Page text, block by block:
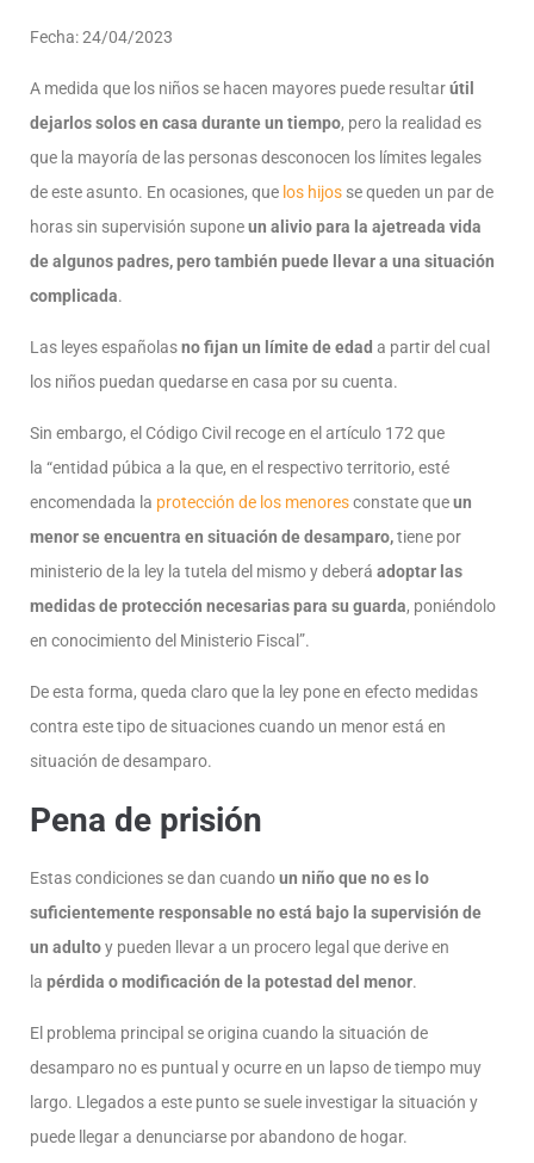
Fecha: 24/04/2023
A medida que los niños se hacen mayores puede resultarútil
dejarlos solos en casa durante un tiempo, pero la realidad es
que la mayoría de las personas desconocen los límites legales
de este asunto. En ocasiones, que los hijos se queden un par de
horas sin supervisión suponeun alivio para la ajetreada vida
de algunos padres, pero también puede llevar a una situación
complicada.
Las leyes españolasno fijan un límite de edad a partir del cual
los niños puedan quedarse en casa por su cuenta.
Sin embargo, el Código Civil recoge en el artículo 172 que
la “entidad púbica a la que, en el respectivo territorio, esté
encomendada la protección de los menoresconstate queun
menor se encuentra en situación de desamparo,tiene por
ministerio de la ley la tutela del mismo y deberá adoptar las
medidas de protección necesarias para su guarda, poniéndolo
en conocimiento del Ministerio Fiscal”.
De esta forma, queda claro que la ley pone en efecto medidas
contra este tipo de situaciones cuando un menor está en
situación de desamparo.
Pena de prisión
Estas condiciones se dan cuandoun niño que no es lo
suficientemente responsable no está bajo la supervisión de
un adultoy pueden llevar a un procero legal que derive en
la pérdida o modificación de la potestad del menor.
El problema principal se origina cuando la situación de
desamparo no es puntual y ocurre en un lapso de tiempo muy
largo. Llegados a este punto se suele investigar la situación y
puede llegar a denunciarse por abandono de hogar.